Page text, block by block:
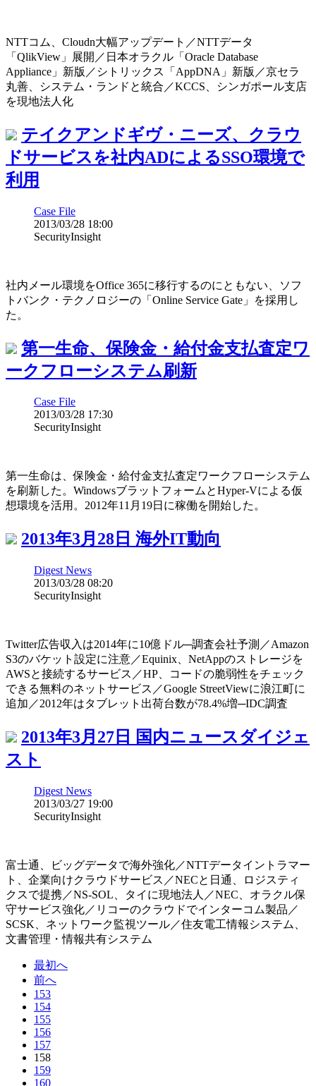
NTTコム、Cloudn大幅アップデート／NTTデータ
「QlikView」展開／日本オラクル「Oracle Database
Appliance」新版／シトリックス「AppDNA」新版／京セラ
丸善、システム・ランドと統合／KCCS、シンガポール支店
を現地法人化
テイクアンドギヴ・ニーズ、クラウ
ドサービスを社内ADによるSSO環境で
利用
Case File
2013/03/28 18:00
SecurityInsight
社内メール環境をOffice 365に移行するのにともない、ソフ
トバンク・テクノロジーの「Online Service Gate」を採用し
た。
第一生命、保険金・給付金支払査定ワ
ークフローシステム刷新
Case File
2013/03/28 17:30
SecurityInsight
第一生命は、保険金・給付金支払査定ワークフローシステム
を刷新した。WindowsブラットフォームとHyper-Vによる仮
想環境を活用。2012年11月19日に稼働を開始した。
2013年3月28日 海外IT動向
Digest News
2013/03/28 08:20
SecurityInsight
Twitter広告収入は2014年に10億ドル─調査会社予測／Amazon
S3のバケット設定に注意／Equinix、NetAppのストレージを
AWSと接続するサービス／HP、コードの脆弱性をチェック
できる無料のネットサービス／Google StreetViewに浪江町に
追加／2012年はタブレット出荷台数が78.4%増─IDC調査
2013年3月27日 国内ニュースダイジェ
スト
Digest News
2013/03/27 19:00
SecurityInsight
富士通、ビッグデータで海外強化／NTTデータイントラマー
ト、企業向けクラウドサービス／NECと日通、ロジスティ
クスで提携／NS-SOL、タイに現地法人／NEC、オラクル保
守サービス強化／リコーのクラウドでインターコム製品／
SCSK、ネットワーク監視ツール／住友電工情報システム、
文書管理・情報共有システム
最初へ
前へ
153
154
155
156
157
158
159
160